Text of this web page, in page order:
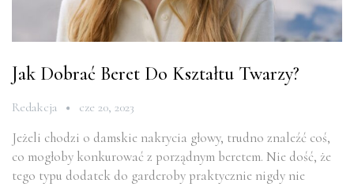
Jak Dobrać Beret Do Kształtu Twarzy?
Redakcja cze 20, 2023
Jeżeli chodzi o damskie nakrycia głowy, trudno znaleźć coś,
co mogłoby konkurować z porządnym beretem. Nie dość, że
tego typu dodatek do garderoby praktycznie nigdy nie